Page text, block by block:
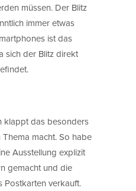
müssen. Der Blitz
immer etwas
ist das
sich der Blitz direkt
klappt das besonders
macht. So habe
Ausstellung explizit
gemacht und die
Postkarten verkauft.